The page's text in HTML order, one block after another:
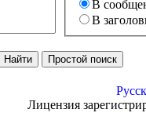
В
В
Лицензия